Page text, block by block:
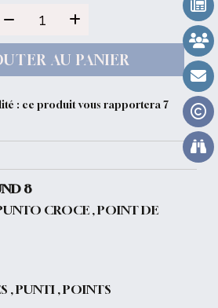
AU PANIER
: ce produit vous rapportera7
8
CROCE , POINT DE
, PUNTI , POINTS